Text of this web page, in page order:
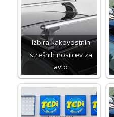
Izbira kakovostnih
strešnih nosilcev za
avto